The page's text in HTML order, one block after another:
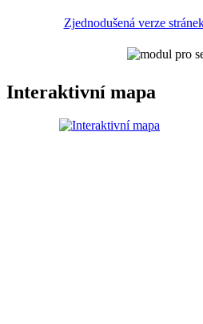
Zjednodušená verze
Interaktivní mapa